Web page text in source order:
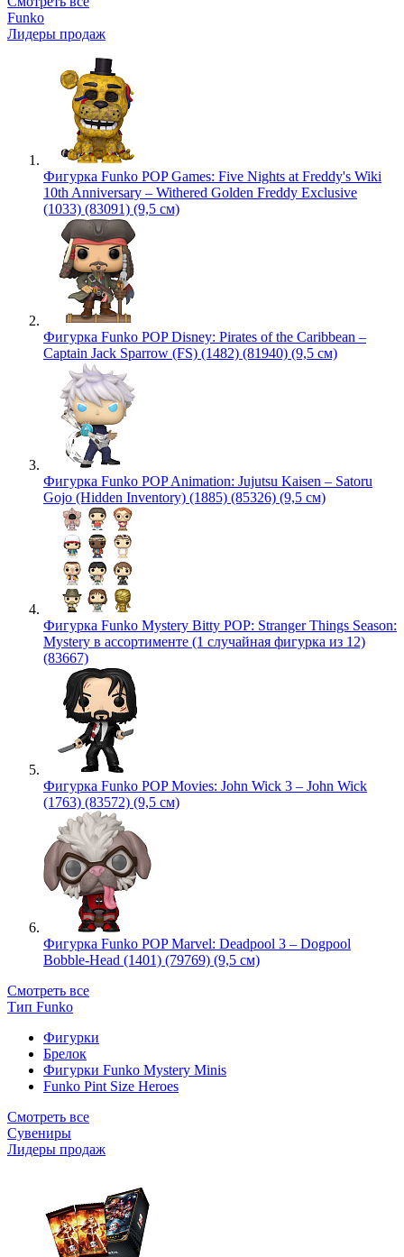
Funko
Лидеры продаж
Фигурка Funko POP Games: Five Nights at Freddy's Wiki
10th Anniversary – Withered Golden Freddy Exclusive
(1033) (83091) (9,5 см)
Фигурка Funko POP Disney: Pirates of the Caribbean –
Captain Jack Sparrow (FS) (1482) (81940) (9,5 см)
Фигурка Funko POP Animation: Jujutsu Kaisen – Satoru
Gojo (Hidden Inventory) (1885) (85326) (9,5 см)
Фигурка Funko Mystery Bitty POP: Stranger Things Season:
Mystery в ассортименте (1 случайная фигурка из 12)
(83667)
Фигурка Funko POP Movies: John Wick 3 – John Wick
(1763) (83572) (9,5 см)
Фигурка Funko POP Marvel: Deadpool 3 – Dogpool
Bobble-Head (1401) (79769) (9,5 см)
Смотреть все
Тип Funko
Фигурки
Брелок
Фигурки Funko Mystery Minis
Funko Pint Size Heroes
Смотреть все
Сувениры
Лидеры продаж